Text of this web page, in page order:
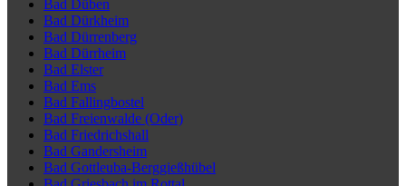
Bad Düben
Bad Dürkheim
Bad Dürrenberg
Bad Dürrheim
Bad Elster
Bad Ems
Bad Fallingbostel
Bad Freienwalde (Oder)
Bad Friedrichshall
Bad Gandersheim
Bad Gottleuba-Berggießhübel